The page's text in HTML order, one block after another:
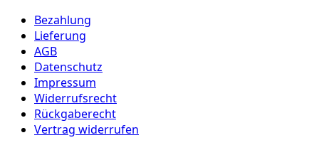
Bezahlung
Lieferung
AGB
Datenschutz
Impressum
Widerrufsrecht
Rückgaberecht
Vertrag widerrufen